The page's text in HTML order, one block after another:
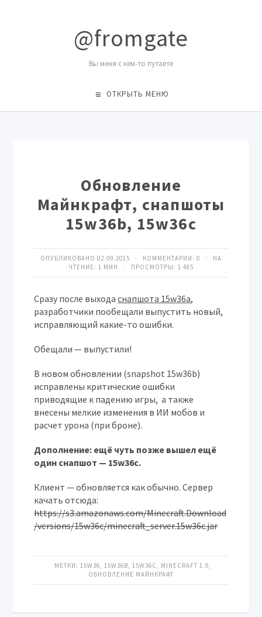
@fromgate
Вы меня с кем-то путаете
ОТКРЫТЬ МЕНЮ
Обновление
Майнкрафт, снапшоты
15w36b, 15w36с
ОПУБЛИКОВАНО 02.09.2015 · КОММЕНТАРИИ: 0 · НА
ЧТЕНИЕ: 1 МИН · ПРОСМОТРЫ: 1 485
Сразу после выходаснапшота 15w36a,
разработчики пообещали выпустить новый,
исправляющий какие-то ошибки.
Обещали — выпустили!
В новом обновлении (snapshot 15w36b)
исправлены критические ошибки
приводящие к падению игры, а также
внесены мелкие изменения в ИИ мобов и
расчет урона (при броне).
Дополнение: ещё чуть позже вышел ещё
один снапшот — 15w36с.
Клиент — обновляется как обычно. Сервер
качать отсюда:
https://s3.amazonaws.com/Minecraft.Download
/versions/15w36c/minecraft_server.15w36c.jar
МЕТКИ: 15W36, 15W36B, 15W36C , MINECRAFT 1.9,
ОБНОВЛЕНИЕ МАЙНКРАФТ